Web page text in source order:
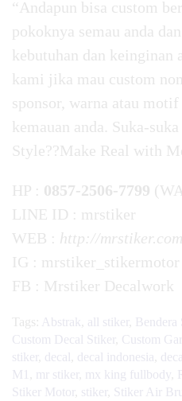
“Andapun bisa custom
pokoknya semau anda
kebutuhan dan keinginan
kami jika mau custom
sponsor, warna atau
kemauan anda. Suka-
Style??Make Real with
HP : 0857-2506-7799
LINE ID : mrstiker
WEB : http://mrstiker.com
IG : mrstiker_stikermotor
FB : Mrstiker Decalwork
Tags: Abstrak all stiker Bendera
Custom Decal Stiker
Custom
stiker
decal decal indonesia
M1
mr stiker mx king fullbody
Stiker Motor
stiker Stiker Air